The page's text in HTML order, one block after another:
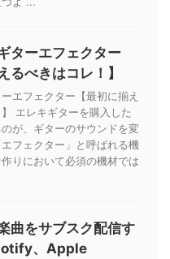
ターエフェクター
るべきはコレ！】
エフェクター【最初に揃え
エレキギターを購入した
が、ギターのサウンドを変
フェクター」と呼ばれる機
りにおいて必須の機材では
曲をサブスク配信す
、Apple